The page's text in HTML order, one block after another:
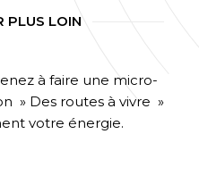
PLUS LOIN
à faire une micro-
» Des routes à vivre »
votre énergie.